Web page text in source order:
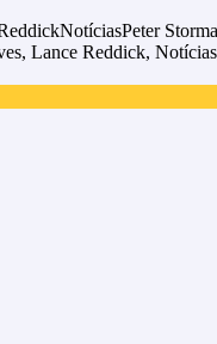
Lance Reddick,